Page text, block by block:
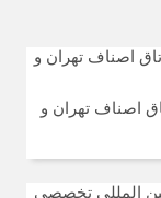
اصناف تهران و